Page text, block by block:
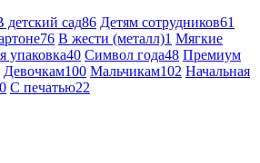
детский сад86 Детям сотрудников61
76 В жести (металл)1 Мягкие
упаковка40 Символ года48 Премиум
Девочкам100 Мальчикам102 Начальная
С печатью22